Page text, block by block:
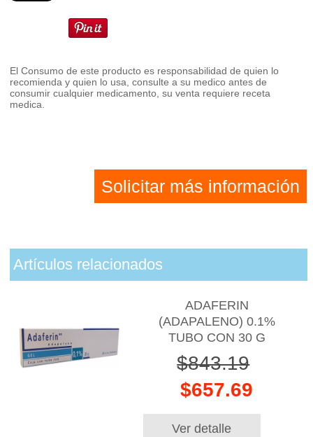
El Consumo de este producto es responsabilidad de quien lo
recomienda y quien lo usa, consulte a su medico antes de
consumir cualquier medicamento, su venta requiere receta
medica.
Solicitar más información
Artículos relacionados
ADAFERIN
(ADAPALENO) 0.1%
TUBO CON 30 G
$843.19
$657.69
Ver detalle